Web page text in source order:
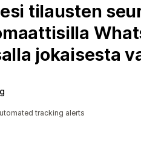
tilausten
jokaisesta
tracking alerts